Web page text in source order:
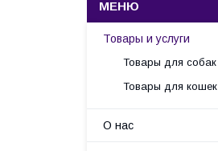
Товары и услуги
Товары для собак
Товары для кошек
О нас